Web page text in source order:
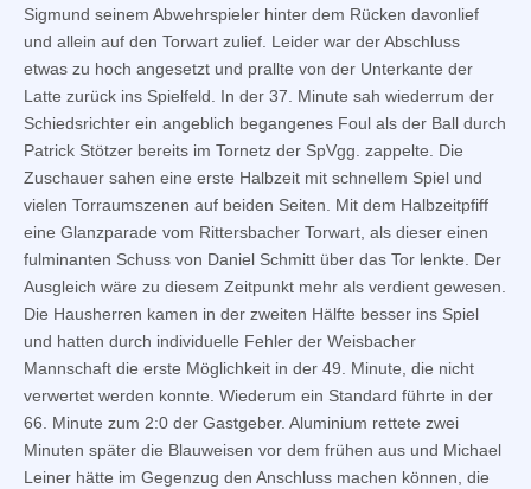
Sigmund seinem Abwehrspieler hinter dem Rücken davonlief
und allein auf den Torwart zulief. Leider war der Abschluss
etwas zu hoch angesetzt und prallte von der Unterkante der
Latte zurück ins Spielfeld. In der 37. Minute sah wiederrum der
Schiedsrichter ein angeblich begangenes Foul als der Ball durch
Patrick Stötzer bereits im Tornetz der SpVgg. zappelte. Die
Zuschauer sahen eine erste Halbzeit mit schnellem Spiel und
vielen Torraumszenen auf beiden Seiten. Mit dem Halbzeitpfiff
eine Glanzparade vom Rittersbacher Torwart, als dieser einen
fulminanten Schuss von Daniel Schmitt über das Tor lenkte. Der
Ausgleich wäre zu diesem Zeitpunkt mehr als verdient gewesen.
Die Hausherren kamen in der zweiten Hälfte besser ins Spiel
und hatten durch individuelle Fehler der Weisbacher
Mannschaft die erste Möglichkeit in der 49. Minute, die nicht
verwertet werden konnte. Wiederum ein Standard führte in der
66. Minute zum 2:0 der Gastgeber. Aluminium rettete zwei
Minuten später die Blauweisen vor dem frühen aus und Michael
Leiner hätte im Gegenzug den Anschluss machen können, die